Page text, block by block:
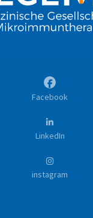
Facebook
LinkedIn
instagram